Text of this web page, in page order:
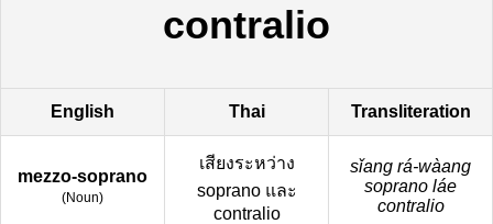
contralio
English Thai Transliteration
mezzo-soprano
(Noun)
เสียงระหว่าง
soprano และ
contralio
sǐang rá-wàang
soprano láe
contralio